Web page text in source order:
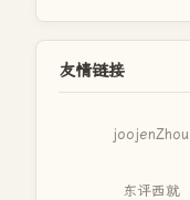
友情链接
joojenZhou
东评西就